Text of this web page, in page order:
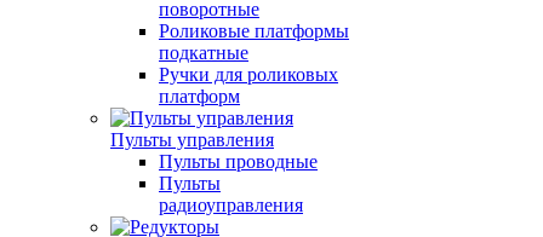
поворотные
Роликовые платформы
подкатные
Ручки для роликовых
платформ
Пульты управления
Пульты проводные
Пульты
радиоуправления